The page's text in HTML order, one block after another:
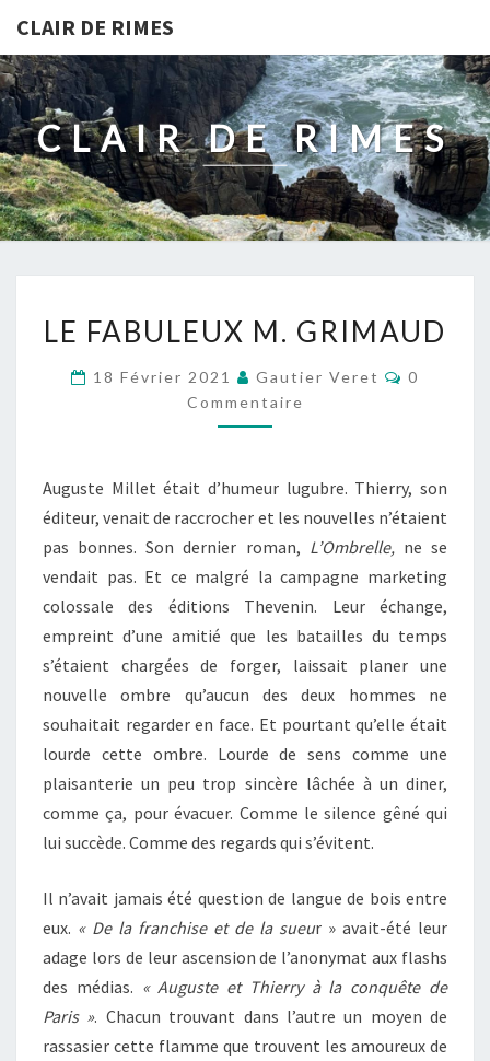
CLAIR DE RIMES
CLAIR DE RIMES
FABULEUX
M.
GRIMAUD
LE FABULEUX M. GRIMAUD
18 Février 2021 Gautier Veret
0
Commentaire
Auguste Millet était d’humeur lugubre. Thierry, son
éditeur, venait de raccrocher et les nouvelles n’étaient
pas bonnes. Son dernier roman, L’Ombrelle,ne se
vendait pas. Et ce malgré la campagne marketing
colossale des éditions Thevenin. Leur échange,
empreint d’une amitié que les batailles du temps
s’étaient chargées de forger, laissait planer une
nouvelle ombre qu’aucun des deux hommes ne
souhaitait regarder en face. Et pourtant qu’elle était
lourde cette ombre. Lourde de sens comme une
plaisanterie un peu trop sincère lâchée à un diner,
comme ça, pour évacuer. Comme le silence gêné qui
lui succède. Comme des regards qui s’évitent.
Il n’avait jamais été question de langue de bois entre
eux. « De la franchise et de la sueur » avait-été leur
adage lors de leur ascension de l’anonymat aux flashs
des médias. « Auguste et Thierry à la conquête de
Paris ». Chacun trouvant dans l’autre un moyen de
rassasier cette flamme que trouvent les amoureux de